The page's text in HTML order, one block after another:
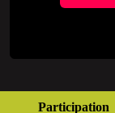
Participation